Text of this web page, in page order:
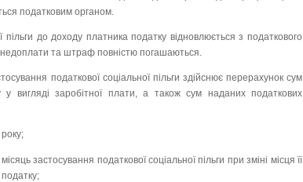
податковим органом.
до доходу платника податку відновлюється з податкового
недоплати та штраф повністю погашаються.
податкової соціальної пільги здійснює перерахунок сум
у вигляді заробітної плати, а також сум наданих податкових
застосування податкової соціальної пільги при зміні місця її